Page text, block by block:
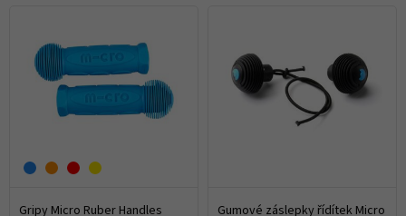
Gripy Micro Ruber Handles Gumové záslepky řídítek Micro